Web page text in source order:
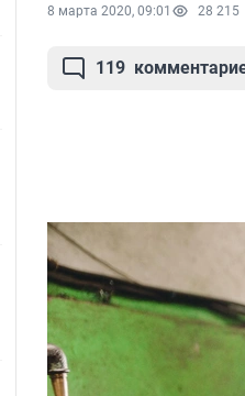
8 марта 2020, 09:01 28 215
119